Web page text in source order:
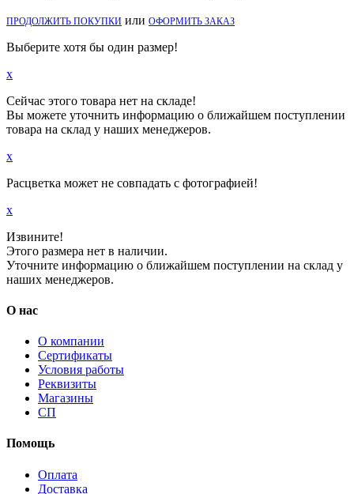
ПРОДОЛЖИТЬ ПОКУПКИ или ОФОРМИТЬ ЗАКАЗ
Выберите хотя бы один размер!
x
Сейчас этого товара нет на складе!
Вы можете уточнить информацию о ближайшем поступлении
товара на склад у наших менеджеров.
x
Расцветка может не совпадать с фотографией!
x
Извините!
Этого размера нет в наличии.
Уточните информацию о ближайшем поступлении на склад у
наших менеджеров.
О нас
О компании
Сертификаты
Условия работы
Реквизиты
Магазины
СП
Помощь
Оплата
Доставка